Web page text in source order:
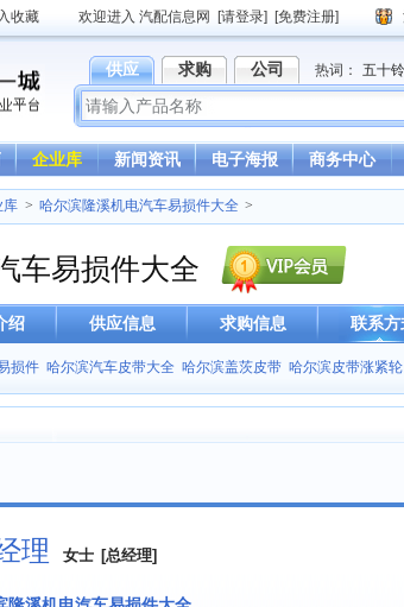
收藏 欢迎进入 汽配信息网 [请登录] [免费注册]
供应 求购 公司 热词： 五十
德龙驾驶室
企业库 新闻资讯 电子海报 商务中心
库 > 哈尔滨隆溪机电汽车易损件大全 >
车易损件大全
绍 供应信息 求购信息 联系方
损件 哈尔滨汽车皮带大全 哈尔滨盖茨皮带 哈尔滨皮带涨紧
理 女士 [总经理]